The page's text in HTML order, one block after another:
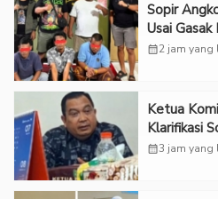
Sopir
Usai
calendar_month2 jam yang
Ketua
Klarifikasi
dari Ruang
calendar_month3 jam yang